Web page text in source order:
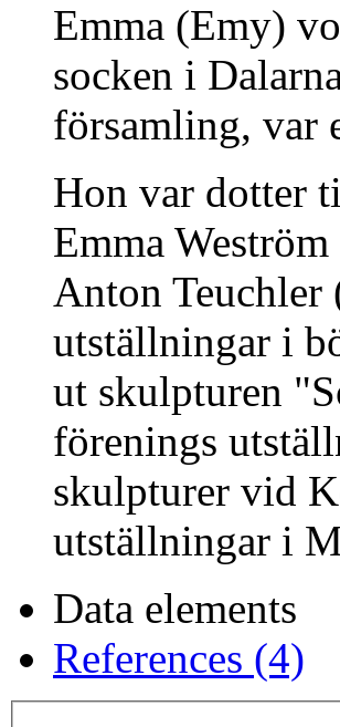
Emma (Emy)
socken i
församling, var
Hon var dotter
Emma
Anton Teuchler
utställningar i
ut skulpturen
förenings
skulpturer vid
utställningar i
Data elements
References (4)